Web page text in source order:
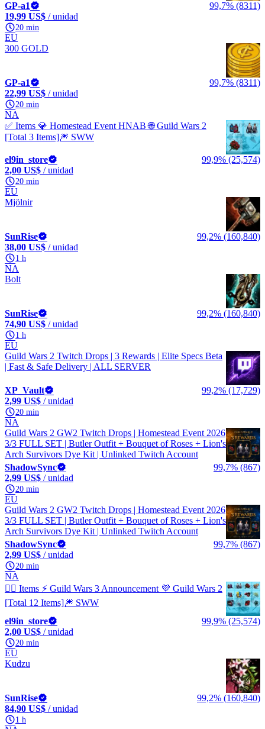
GP-a1
99,7% (8311)
19,99 US$ / unidad
20 min
EU
300 GOLD
GP-a1
99,7% (8311)
22,99 US$ / unidad
20 min
NA
✅ Items 💎 Homestead Event HNAB 🌐 Guild Wars 2
[Total 3 Items]🎆 SWW
el9in_store
99,9% (25,574)
2,00 US$ / unidad
20 min
EU
Mjölnir
SunRise
99,2% (160,840)
38,00 US$ / unidad
1 h
NA
Bolt
SunRise
99,2% (160,840)
74,90 US$ / unidad
1 h
EU
Guild Wars 2 Twitch Drops | 3 Rewards | Elite Specs Beta
| Fast & Safe Delivery | ALL SERVER
XP_Vault
99,2% (17,729)
2,99 US$ / unidad
20 min
NA
Guild Wars 2 GW2 Twitch Drops | Homestead Event 2026
3/3 FULL SET | Butler Outfit + Bouquet of Roses + Lion's
Arch Survivors Dye Kit | Unlinked Twitch Account
ShadowSync
99,7% (867)
2,99 US$ / unidad
20 min
EU
Guild Wars 2 GW2 Twitch Drops | Homestead Event 2026
3/3 FULL SET | Butler Outfit + Bouquet of Roses + Lion's
Arch Survivors Dye Kit | Unlinked Twitch Account
ShadowSync
99,7% (867)
2,99 US$ / unidad
20 min
NA
🧙‍♂️ Items ⚡️ Guild Wars 3 Announcement 💜 Guild Wars 2
[Total 12 Items]🎆 SWW
el9in_store
99,9% (25,574)
2,00 US$ / unidad
20 min
EU
Kudzu
SunRise
99,2% (160,840)
84,90 US$ / unidad
1 h